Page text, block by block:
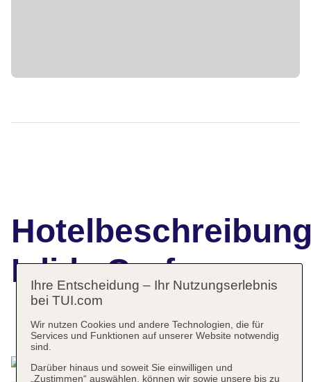
Iolida Corfu
Das bietet Ihre Unterkunft
Ihre Entscheidung – Ihr Nutzungserlebnis
bei TUI.com
Wir nutzen Cookies und andere Technologien, die für
Services und Funktionen auf unserer Website notwendig
sind.
Darüber hinaus und soweit Sie einwilligen und
„Zustimmen“ auswählen, können wir sowie unsere bis zu